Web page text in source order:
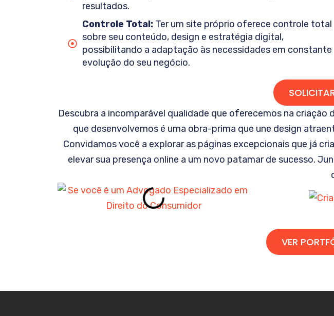
resultados.
Controle Total:Ter um site próprio oferece controle total
sobre seu conteúdo, design e estratégia digital,
possibilitando a adaptação às necessidades em constante
evolução do seu negócio.
Descubra a incomparável qualidade que oferecemos na
que desenvolvemos é uma obra-prima que une design
Convidamos você a explorar as páginas excepcionais que já
elevar sua presença online a um novo patamar de sucesso.
VER